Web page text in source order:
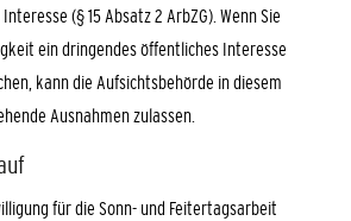
(§ 15 Absatz 2 ArbZG). Wenn Sie
ein dringendes öffentliches Interesse
kann die Aufsichtsbehörde in diesem
Ausnahmen zulassen.
für die Sonn- und Feitertagsarbeit